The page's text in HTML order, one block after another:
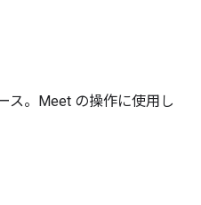
ス。Meet の操作に使用し